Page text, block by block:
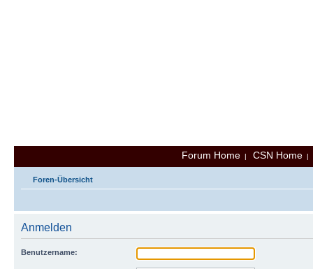
Forum Home | CSN Home
Foren-Übersicht
Anmelden
Benutzername: